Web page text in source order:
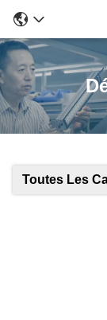
Toutes Les